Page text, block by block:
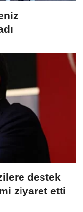
destek
ziyaret etti